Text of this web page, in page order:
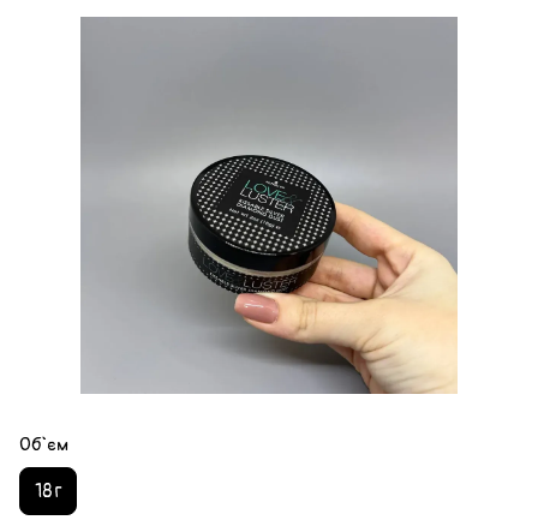
Об`єм
18 г